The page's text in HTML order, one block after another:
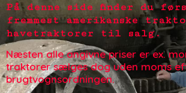
På denne side finder du
fremmest amerikanske
havetraktorer til salg.
Næsten alle angivne priser er ex.
traktorer sælges dog uden moms
brugtvognsordningen.